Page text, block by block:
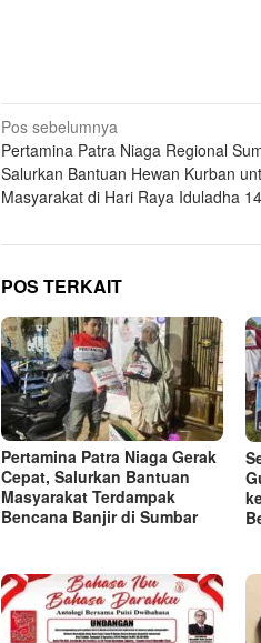
Navigasi
pos
Pos sebelumnya
Pertamina Patra Niaga Regional
Salurkan Bantuan Hewan Kurban
Masyarakat di Hari Raya Iduladha
POS TERKAIT
Pertamina Patra Niaga Gerak
Cepat, Salurkan Bantuan
Masyarakat Terdampak
Bencana Banjir di Sumbar